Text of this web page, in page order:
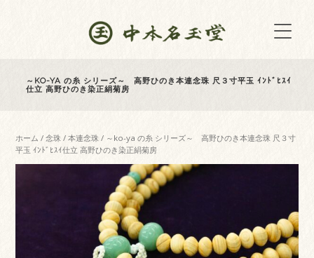
～KO-YA の糸 シリーズ～ 高野ひのき本連念珠 尺３寸平玉 ｲﾝﾄﾞﾋｽｲ
仕立 高野ひのき染正絹菊房
ホーム /念珠 /本連念珠 / ～ko-ya の糸 シリーズ～ 高野ひのき本連念珠 尺３寸
平玉 ｲﾝﾄﾞﾋｽｲ仕立 高野ひのき染正絹菊房